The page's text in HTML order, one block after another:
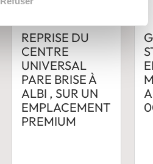
REPRISE DU
CENTRE
UNIVERSAL
PARE BRISE À
ALBI , SUR UN
EMPLACEMENT
PREMIUM